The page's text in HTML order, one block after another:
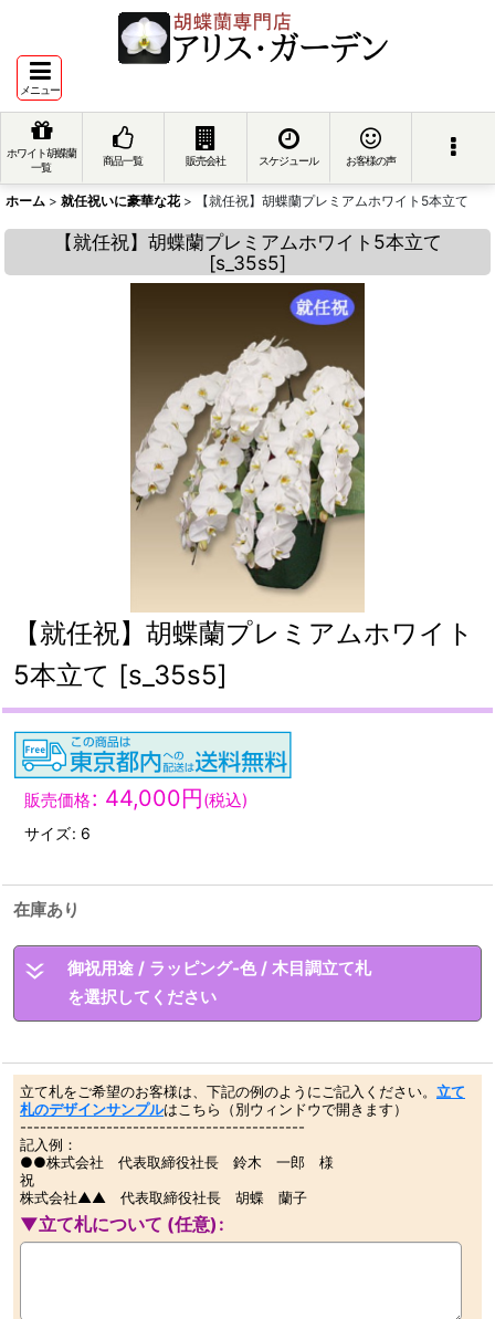
メニュー
ホワイト胡蝶蘭
一覧
商品一覧 販売会社 スケジュール お客様の声
ホーム > 就任祝いに豪華な花 > 【就任祝】胡蝶蘭プレミアムホワイト5本立て
【就任祝】胡蝶蘭プレミアムホワイト5本立て
[s_35s5]
【就任祝】胡蝶蘭プレミアムホワイト
5本立て [s_35s5]
販売価格: 44,000円(税込)
サイズ: 6
在庫あり
御祝用途 / ラッピング-色 / 木目調立て札
を選択してください
立て札をご希望のお客様は、下記の例のようにご記入ください。 立て
札のデザインサンプルはこちら（別ウィンドウで開きます）
-------------------------------------------
記入例：
●●株式会社 代表取締役社長 鈴木 一郎 様
祝
株式会社▲▲ 代表取締役社長 胡蝶 蘭子
▼立て札について (任意) :